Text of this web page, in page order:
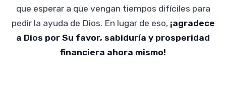
que esperar a que vengan tiempos difíciles para
pedir la ayuda de Dios. En lugar de eso, ¡agradece
a Dios por Su favor, sabiduría y prosperidad
financiera ahora mismo!